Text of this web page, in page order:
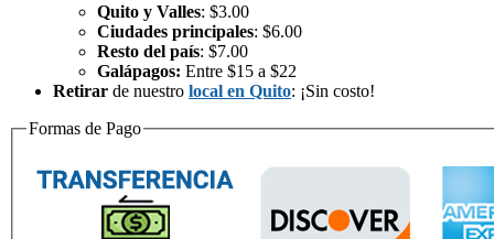
Quito y Valles: $3.00
Ciudades principales: $6.00
Resto del país: $7.00
Galápagos: Entre $15 a $22
Retirar de nuestro local en Quito: ¡Sin costo!
Formas de Pago